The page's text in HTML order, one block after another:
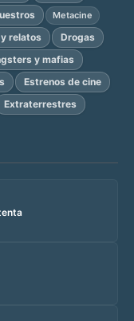
Metacine
relatos Drogas
y mafias
Estrenos de cine
Extraterrestres